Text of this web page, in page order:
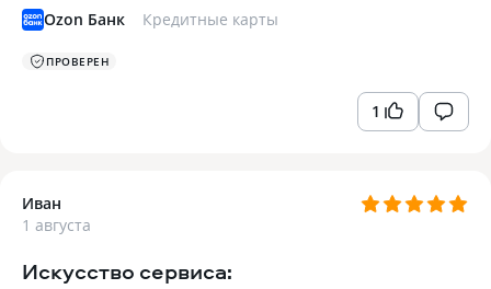
Ozon Банк Кредитные карты
ПРОВЕРЕН
1
Иван
1 августа
Искусство сервиса: